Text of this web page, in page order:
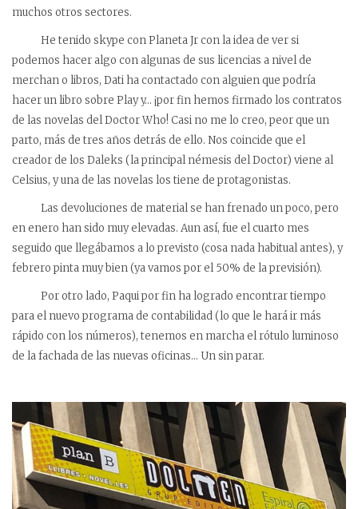
muchos otros sectores.
He tenido skype con Planeta Jr con la idea de ver si
podemos hacer algo con algunas de sus licencias a nivel de
merchan o libros, Dati ha contactado con alguien que podría
hacer un libro sobre Play y… ¡por fin hemos firmado los contratos
de las novelas del Doctor Who! Casi no me lo creo, peor que un
parto, más de tres años detrás de ello. Nos coincide que el
creador de los Daleks (la principal némesis del Doctor) viene al
Celsius, y una de las novelas los tiene de protagonistas.
Las devoluciones de material se han frenado un poco, pero
en enero han sido muy elevadas. Aun así, fue el cuarto mes
seguido que llegábamos a lo previsto (cosa nada habitual antes), y
febrero pinta muy bien (ya vamos por el 50% de la previsión).
Por otro lado, Paqui por fin ha logrado encontrar tiempo
para el nuevo programa de contabilidad (lo que le hará ir más
rápido con los números), tenemos en marcha el rótulo luminoso
de la fachada de las nuevas oficinas… Un sin parar.